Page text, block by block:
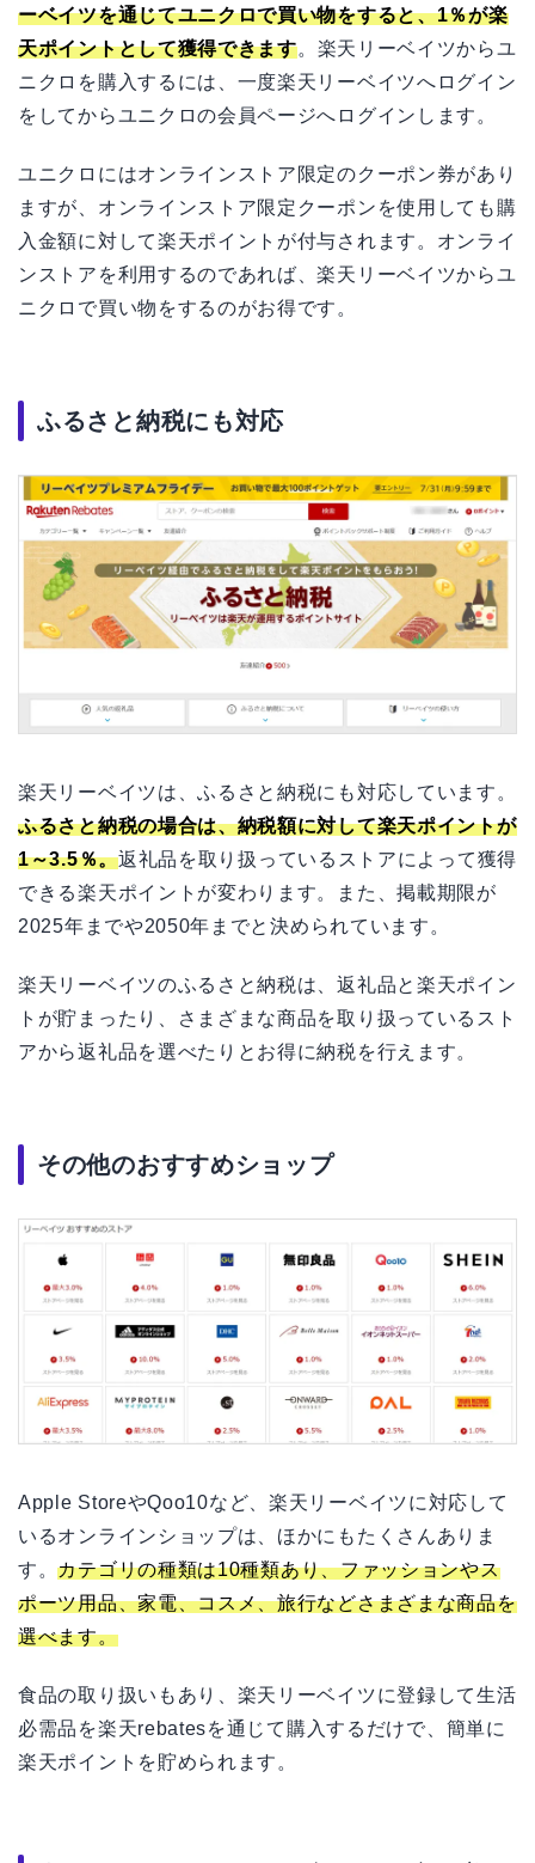
ーベイツを通じてユニクロで買い物をすると、1％が楽
天ポイントとして獲得できます。楽天リーベイツからユ
ニクロを購入するには、一度楽天リーベイツへログイン
をしてからユニクロの会員ページへログインします。
ユニクロにはオンラインストア限定のクーポン券があり
ますが、オンラインストア限定クーポンを使用しても購
入金額に対して楽天ポイントが付与されます。オンライ
ンストアを利用するのであれば、楽天リーベイツからユ
ニクロで買い物をするのがお得です。
ふるさと納税にも対応
楽天リーベイツは、ふるさと納税にも対応しています。
ふるさと納税の場合は、納税額に対して楽天ポイントが
1～3.5％。返礼品を取り扱っているストアによって獲得
できる楽天ポイントが変わります。また、掲載期限が
2025年までや2050年までと決められています。
楽天リーベイツのふるさと納税は、返礼品と楽天ポイン
トが貯まったり、さまざまな商品を取り扱っているスト
アから返礼品を選べたりとお得に納税を行えます。
その他のおすすめショップ
Apple StoreやQoo10など、楽天リーベイツに対応して
いるオンラインショップは、ほかにもたくさんありま
す。カテゴリの種類は10種類あり、ファッションやス
ポーツ用品、家電、コスメ、旅行などさまざまな商品を
選べます。
食品の取り扱いもあり、楽天リーベイツに登録して生活
必需品を楽天rebatesを通じて購入するだけで、簡単に
楽天ポイントを貯められます。